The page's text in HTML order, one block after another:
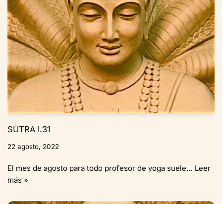
SŪTRA I.31
22 agosto, 2022
El mes de agosto para todo profesor de yoga suele… Leer
más »